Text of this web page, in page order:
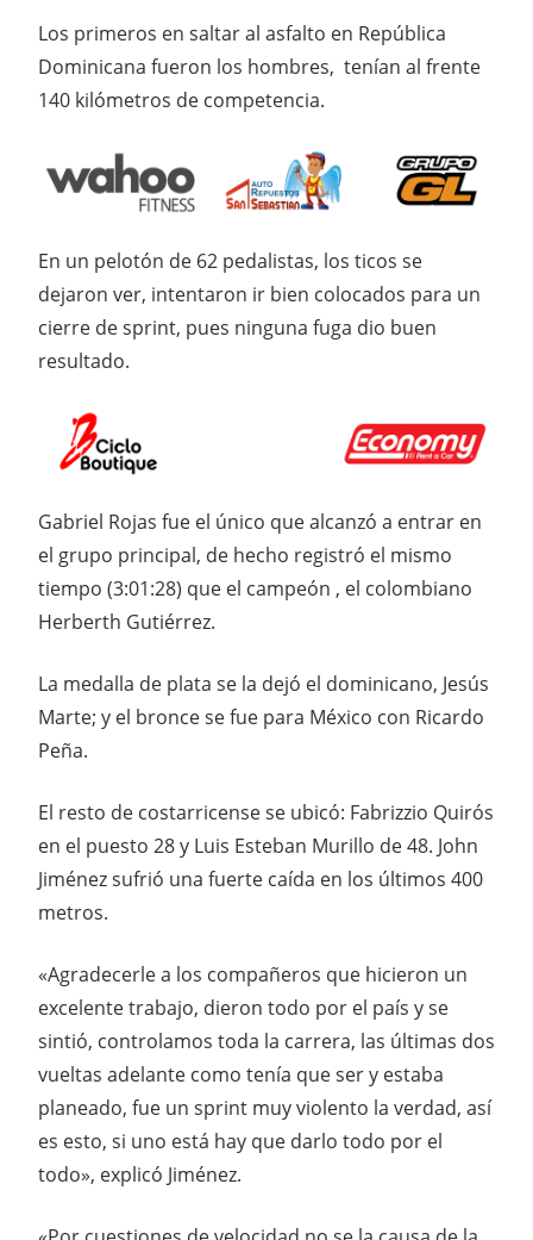
Los primeros en saltar al asfalto en República
Dominicana fueron los hombres, tenían al frente
140 kilómetros de competencia.
En un pelotón de 62 pedalistas, los ticos se
dejaron ver, intentaron ir bien colocados para un
cierre de sprint, pues ninguna fuga dio buen
resultado.
Gabriel Rojas fue el único que alcanzó a entrar en
el grupo principal, de hecho registró el mismo
tiempo (3:01:28) que el campeón , el colombiano
Herberth Gutiérrez.
La medalla de plata se la dejó el dominicano, Jesús
Marte; y el bronce se fue para México con Ricardo
Peña.
El resto de costarricense se ubicó: Fabrizzio Quirós
en el puesto 28 y Luis Esteban Murillo de 48. John
Jiménez sufrió una fuerte caída en los últimos 400
metros.
«Agradecerle a los compañeros que hicieron un
excelente trabajo, dieron todo por el país y se
sintió, controlamos toda la carrera, las últimas dos
vueltas adelante como tenía que ser y estaba
planeado, fue un sprint muy violento la verdad, así
es esto, si uno está hay que darlo todo por el
todo», explicó Jiménez.